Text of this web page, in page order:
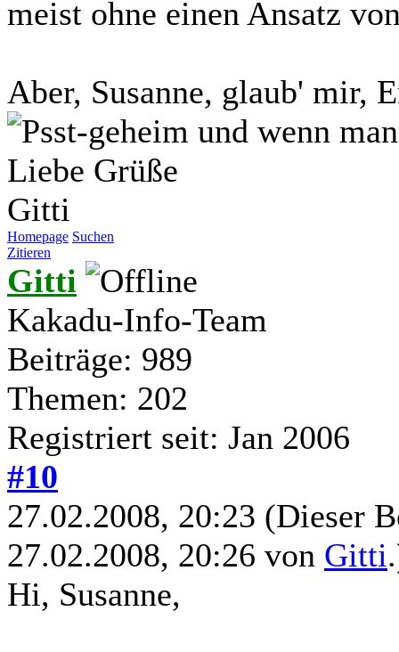
meist ohne einen Ansatz
Aber, Susanne, glaub' mir,
und wenn
Liebe Grüße
Gitti
Homepage Suchen
Zitieren
Gitti
Kakadu-Info-Team
Beiträge: 989
Themen: 202
Registriert seit: Jan 2006
#10
27.02.2008, 20:23 (Dieser
27.02.2008, 20:26 von Gitti
Hi, Susanne,